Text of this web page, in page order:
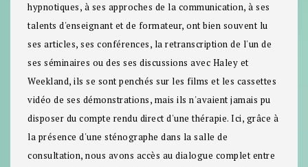
hypnotiques, à ses approches de la communication, à ses
talents d'enseignant et de formateur, ont bien souvent lu
ses articles, ses conférences, la retranscription de l'un de
ses séminaires ou des ses discussions avec Haley et
Weekland, ils se sont penchés sur les films et les cassettes
vidéo de ses démonstrations, mais ils n'avaient jamais pu
disposer du compte rendu direct d'une thérapie. Ici, grâce à
la présence d'une sténographe dans la salle de
consultation, nous avons accès au dialogue complet entre